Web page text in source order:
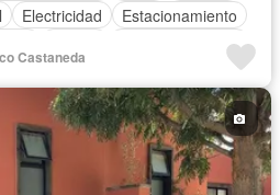
Electricidad
Estacionamiento
Vista panorámica
niños
Solo familias
Castaneda